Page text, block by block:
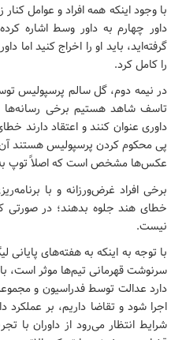
با وجود اینکه همه افراد و عوامل
داور چهارم به داور وسط اشاره
گرفته‌اید، باید او را اخراج کنید اما
را کامل کرد.
در نیمه دوم، گل سالم پرسپولیس
تاسف شاهد هستیم برخی رسانه‌ها
داوری عنوان کنند و اعتقاد دارند
پی محکوم کردن پرسپولیس هستند
عکس‌ها مشخص است که اصلاً توپ به
برخی افراد غرض‌ورزانه و با
خطای هند جلوه بدهند؛ در
نیست.
با توجه به اینکه به هفته‌های
سرنوشت قهرمانی تیم‌ها موثر است،
دارد عدالت توسط فدراسیون و مجموعه
اجرا شود و تقاضا داریم، بر
شرایط انتظار می‌رود از داوران با